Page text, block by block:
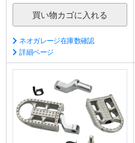
ネオガレージ在庫数確認
詳細ページ